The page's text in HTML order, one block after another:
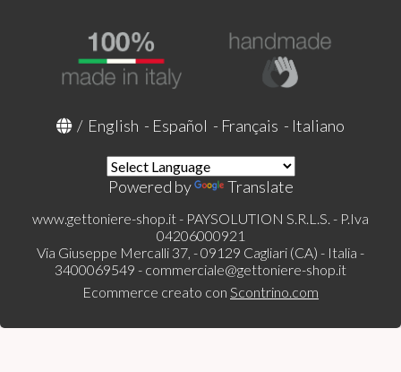
/ English - Español - Français - Italiano
Powered by Translate
www.gettoniere-shop.it - PAYSOLUTION S.R.L.S. - P.Iva
04206000921
Via Giuseppe Mercalli 37, - 09129 Cagliari (CA) - Italia -
3400069549 - commerciale@gettoniere-shop.it
Ecommerce creato con Scontrino.com